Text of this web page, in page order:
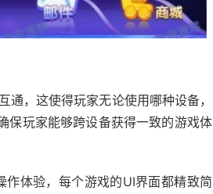
通，这使得玩家无论使用哪种设备，
保玩家能够跨设备获得一致的游戏体
作体验，每个游戏的UI界面都精致简